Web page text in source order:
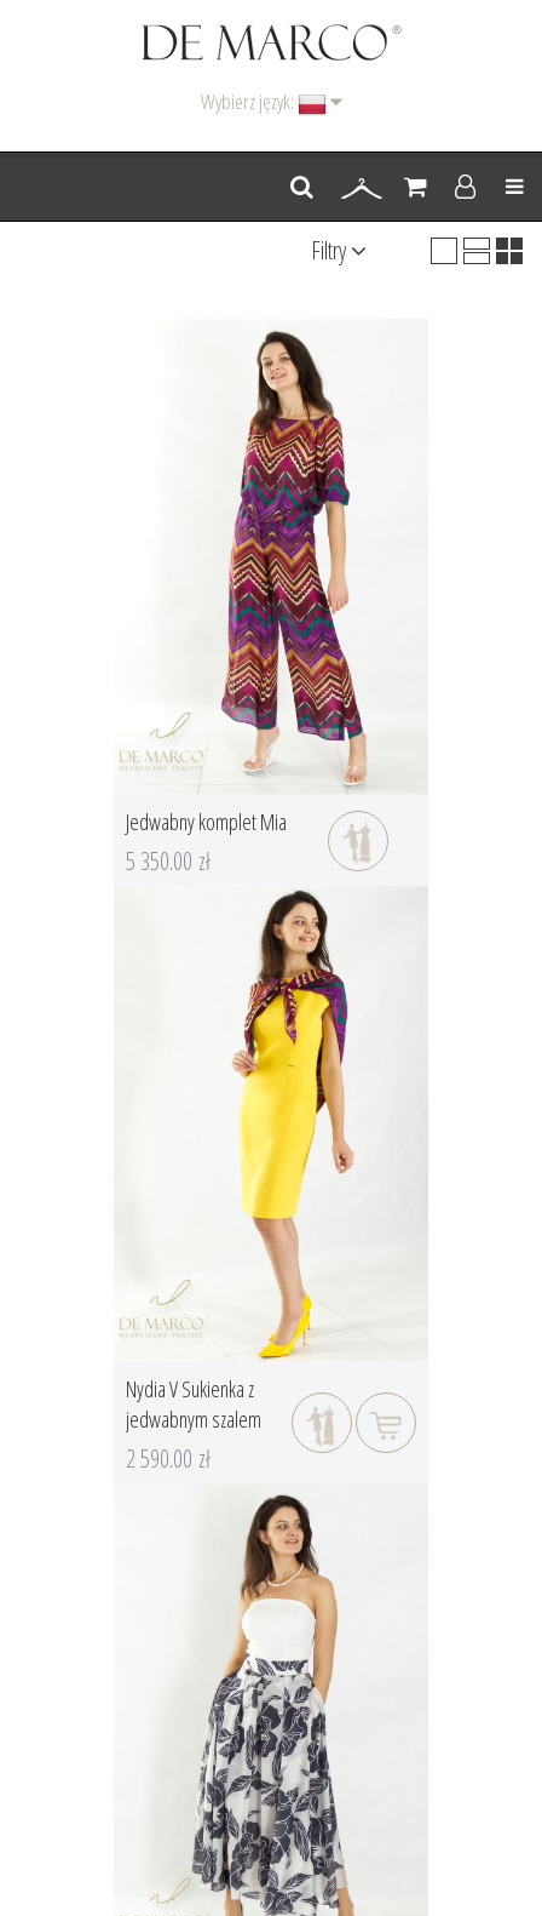
Wybierz język:
Menu
Filtry
Jedwabny komplet Mia
5 350.00 zł
Nydia V Sukienka z
jedwabnym szalem
2 590.00 zł